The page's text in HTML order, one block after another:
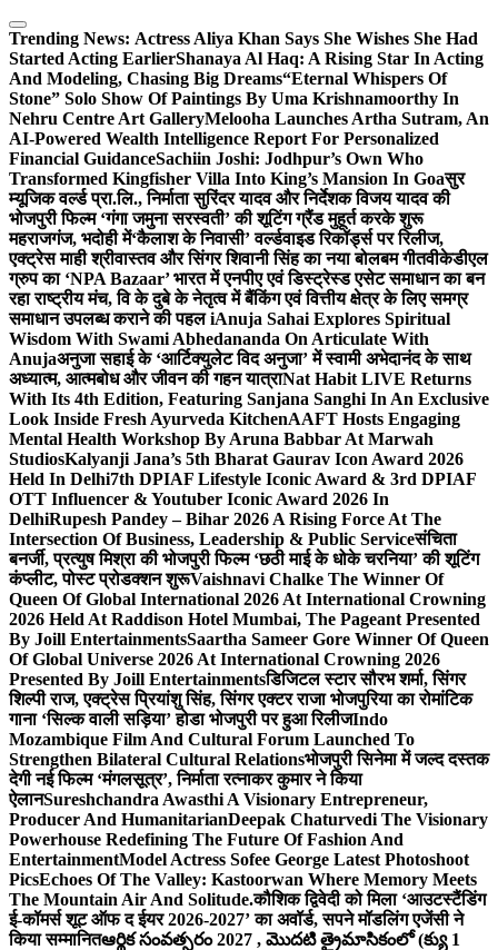
Skip
to
content
Trending News: Actress Aliya Khan Says She Wishes She Had
Started Acting EarlierShanaya Al Haq: A Rising Star In Acting
And Modeling, Chasing Big Dreams“Eternal Whispers Of
Stone” Solo Show Of Paintings By Uma Krishnamoorthy In
Nehru Centre Art GalleryMelooha Launches Artha Sutram, An
AI-Powered Wealth Intelligence Report For Personalized
Financial GuidanceSachiin Joshi: Jodhpur’s Own Who
Transformed Kingfisher Villa Into King’s Mansion In Goaसुर
म्यूजिक वर्ल्ड प्रा.लि., निर्माता सुरिंदर यादव और निर्देशक विजय यादव की
भोजपुरी फिल्म ‘गंगा जमुना सरस्वती’ की शूटिंग ग्रैंड मुहूर्त करके शुरू
महराजगंज, भदोही में‘कैलाश के निवासी’ वर्ल्डवाइड रिकॉर्ड्स पर रिलीज,
एक्ट्रेस माही श्रीवास्तव और सिंगर शिवानी सिंह का नया बोलबम गीतवीकेडीएल
ग्रुप का ‘NPA Bazaar’ भारत में एनपीए एवं डिस्ट्रेस्ड एसेट समाधान का बन
रहा राष्ट्रीय मंच, वि के दुबे के नेतृत्व में बैंकिंग एवं वित्तीय क्षेत्र के लिए समग्र
समाधान उपलब्ध कराने की पहल iAnuja Sahai Explores Spiritual
Wisdom With Swami Abhedananda On Articulate With
Anujaअनुजा सहाई के ‘आर्टिक्युलेट विद अनुजा’ में स्वामी अभेदानंद के साथ
अध्यात्म, आत्मबोध और जीवन की गहन यात्राNat Habit LIVE Returns
With Its 4th Edition, Featuring Sanjana Sanghi In An Exclusive
Look Inside Fresh Ayurveda KitchenAAFT Hosts Engaging
Mental Health Workshop By Aruna Babbar At Marwah
StudiosKalyanji Jana’s 5th Bharat Gaurav Icon Award 2026
Held In Delhi7th DPIAF Lifestyle Iconic Award & 3rd DPIAF
OTT Influencer & Youtuber Iconic Award 2026 In
DelhiRupesh Pandey – Bihar 2026 A Rising Force At The
Intersection Of Business, Leadership & Public Serviceसंचिता
बनर्जी, प्रत्युष मिश्रा की भोजपुरी फिल्म ‘छठी माई के धोके चरनिया’ की शूटिंग
कंप्लीट, पोस्ट प्रोडक्शन शुरूVaishnavi Chalke The Winner Of
Queen Of Global International 2026 At International Crowning
2026 Held At Raddison Hotel Mumbai, The Pageant Presented
By Joill EntertainmentsSaartha Sameer Gore Winner Of Queen
Of Global Universe 2026 At International Crowning 2026
Presented By Joill Entertainmentsडिजिटल स्टार सौरभ शर्मा, सिंगर
शिल्पी राज, एक्ट्रेस प्रियांशु सिंह, सिंगर एक्टर राजा भोजपुरिया का रोमांटिक
गाना ‘सिल्क वाली सड़िया’ होडा भोजपुरी पर हुआ रिलीजIndo
Mozambique Film And Cultural Forum Launched To
Strengthen Bilateral Cultural Relationsभोजपुरी सिनेमा में जल्द दस्तक
देगी नई फिल्म ‘मंगलसूत्र’, निर्माता रत्नाकर कुमार ने किया
ऐलानSureshchandra Awasthi A Visionary Entrepreneur,
Producer And HumanitarianDeepak Chaturvedi The Visionary
Powerhouse Redefining The Future Of Fashion And
EntertainmentModel Actress Sofee George Latest Photoshoot
PicsEchoes Of The Valley: Kastoorwan Where Memory Meets
The Mountain Air And Solitude.कौशिक द्विवेदी को मिला ‘आउटस्टैंडिंग
ई-कॉमर्स शूट ऑफ द ईयर 2026-2027’ का अवॉर्ड, सपने मॉडलिंग एजेंसी ने
किया सम्मानितఆర్థిక సంవత్సరం 2027 , మొదటి త్రైమాసికంలో (క్యు 1